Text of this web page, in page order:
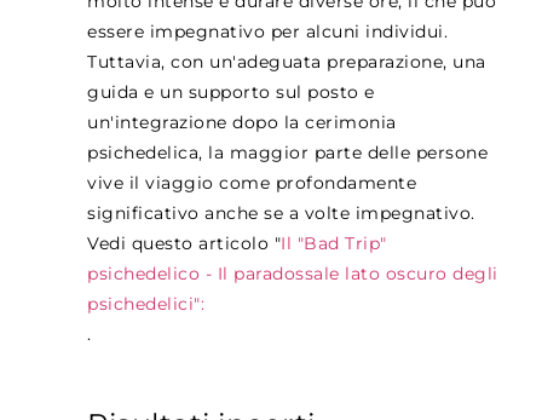
essere impegnativo per alcuni individui.
Tuttavia, con un'adeguata preparazione, una
guida e un supporto sul posto e
un'integrazione dopo la cerimonia
psichedelica, la maggior parte delle persone
vive il viaggio come profondamente
significativo anche se a volte impegnativo.
Vedi questo articolo "Il "Bad Trip"
psichedelico - Il paradossale lato oscuro degli
psichedelici":
.